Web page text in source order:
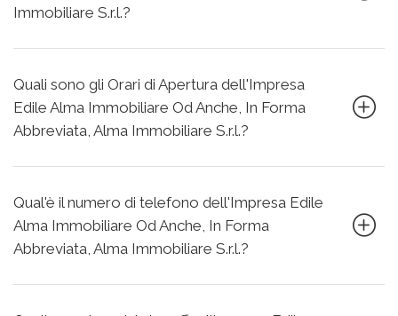
Immobiliare S.r.l.?
Quali sono gli Orari di Apertura dell'Impresa
Edile Alma Immobiliare Od Anche, In Forma
Abbreviata, Alma Immobiliare S.r.l.?
Qual'è il numero di telefono dell'Impresa Edile
Alma Immobiliare Od Anche, In Forma
Abbreviata, Alma Immobiliare S.r.l.?